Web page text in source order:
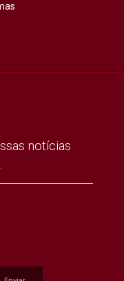
notícias